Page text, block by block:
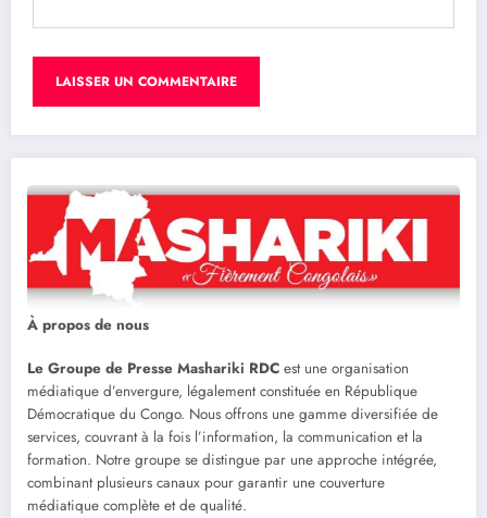
À propos de nous
Le Groupe de Presse Mashariki RDC est une organisation
médiatique d’envergure, légalement constituée en République
Démocratique du Congo. Nous offrons une gamme diversifiée de
services, couvrant à la fois l’information, la communication et la
formation. Notre groupe se distingue par une approche intégrée,
combinant plusieurs canaux pour garantir une couverture
médiatique complète et de qualité.